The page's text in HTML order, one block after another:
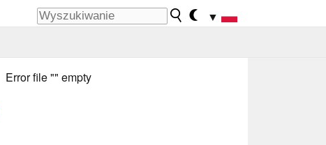
▼
Error file "" empty